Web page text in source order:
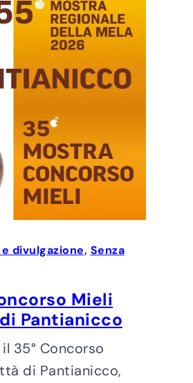
divulgazione, Senza
Mieli
Pantianicco
35° Concorso
di Pantianicco,